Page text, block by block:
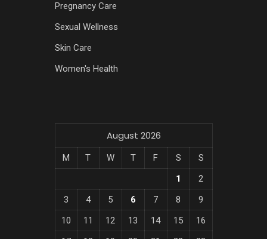
Pregnancy Care
Sexual Wellness
Skin Care
Women's Health
August 2026
M T W T F S
S
1
2
3
4 5 6 7 8
9
10
11 12 13 14 15
16